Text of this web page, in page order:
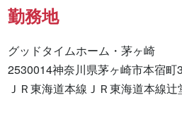
勤務地
グッドタイムホーム・茅ヶ崎
2530014神奈川県茅ヶ崎市本宿町
ＪＲ東海道本線ＪＲ東海道本線辻